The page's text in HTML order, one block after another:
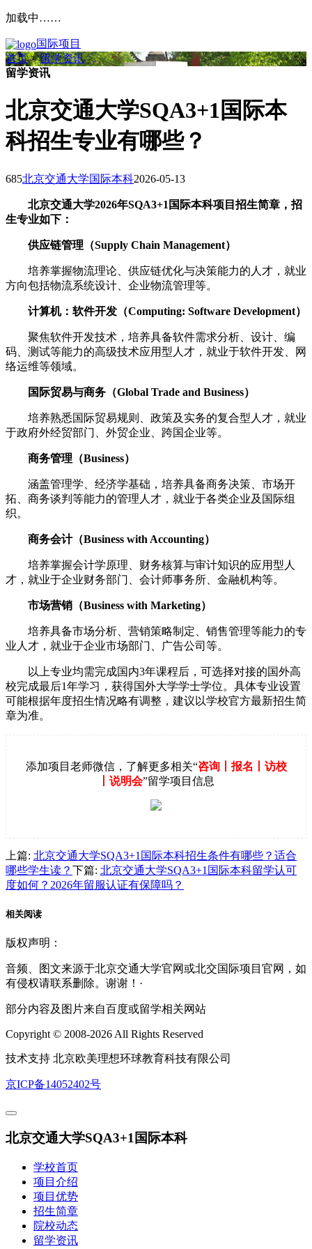
加载中……
国际项目
首页>留学资讯>
留学资讯
北京交通大学SQA3+1国际本
科招生专业有哪些？
685北京交通大学国际本科2026-05-13
北京交通大学2026年SQA3+1国际本科项目招生简章，招
生专业如下：
供应链管理（Supply Chain Management）
培养掌握物流理论、供应链优化与决策能力的人才，就业
方向包括物流系统设计、企业物流管理等。
计算机：软件开发（Computing: Software Development）
聚焦软件开发技术，培养具备软件需求分析、设计、编
码、测试等能力的高级技术应用型人才，就业于软件开发、网
络运维等领域。
国际贸易与商务（Global Trade and Business）
培养熟悉国际贸易规则、政策及实务的复合型人才，就业
于政府外经贸部门、外贸企业、跨国企业等。
商务管理（Business）
涵盖管理学、经济学基础，培养具备商务决策、市场开
拓、商务谈判等能力的管理人才，就业于各类企业及国际组
织。
商务会计（Business with Accounting）
培养掌握会计学原理、财务核算与审计知识的应用型人
才，就业于企业财务部门、会计师事务所、金融机构等。
市场营销（Business with Marketing）
培养具备市场分析、营销策略制定、销售管理等能力的专
业人才，就业于企业市场部门、广告公司等。
以上专业均需完成国内3年课程后，可选择对接的国外高
校完成最后1年学习，获得国外大学学士学位。具体专业设置
可能根据年度招生情况略有调整，建议以学校官方最新招生简
章为准。
添加项目老师微信，了解更多相关“咨询丨报名丨访校
丨说明会”留学项目信息
上篇: 北京交通大学SQA3+1国际本科招生条件有哪些？适合
哪些学生读？ 下篇: 北京交通大学SQA3+1国际本科留学认可
度如何？2026年留服认证有保障吗？
相关阅读
版权声明：
音频、图文来源于北京交通大学官网或北交国际项目官网，如
有侵权请联系删除。谢谢！·
部分内容及图片来自百度或留学相关网站
Copyright © 2008-2026 All Rights Reserved
技术支持 北京欧美理想环球教育科技有限公司
京ICP备14052402号
北京交通大学SQA3+1国际本科
学校首页
项目介绍
项目优势
招生简章
院校动态
留学资讯